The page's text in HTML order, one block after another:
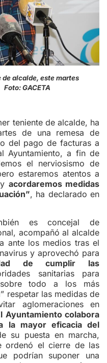
de alcalde, este martes
teniente de alcalde, ha
de una remesa de
del pago de facturas a
Ayuntamiento, a fin de
el nerviosismo de
estaremos atentos a
acordaremos medidas
, ha declarado en
es concejal de
acompañó al alcalde
ante los medios tras el
y aprovechó para
de cumplir las
sanitarias para
todo a los más
respetar las medidas de
aglomeraciones en
Ayuntamiento colabora
la mayor eficacia del
su puesta en marcha,
ordenó el cierre de las
podrían suponer una